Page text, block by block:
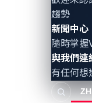
趨勢
新聞中心
隨時掌握
與我們連
有任何想
ZH
致力
動車
Micro